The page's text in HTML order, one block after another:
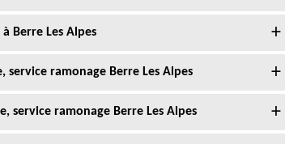
Berre Les Alpes
ramonage Berre Les Alpes
service ramonage Berre Les Alpes